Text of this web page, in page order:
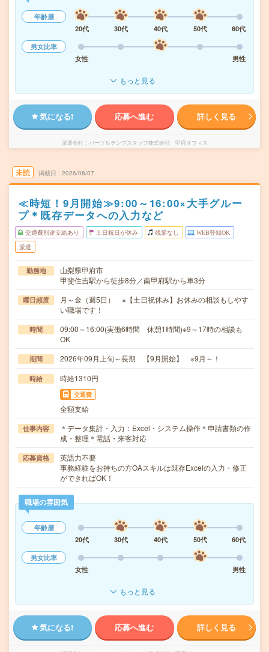
年齢層
20代
30代 40代 50代
60代
男女比率
女性
男性
もっと見る
気になる! 応募へ進む 詳しく見る
派遣会社 パーソルテンプスタッフ株式会社 甲府オフィス
未読 掲載日 2026/08/07
≪時短！9月開始≫9:00～16:00×大手グルー
プ＊既存データへの入力など
交通費別途支給あり 土日祝日が休み 残業なし WEB登録OK
派遣
勤務地
山梨県甲府市
甲斐住吉駅から徒歩8分／南甲府駅から車3分
曜日頻度
月～金（週5日） ※【土日祝休み】お休みの相談もしやす
い職場です！
時間
09:00～16:00(実働6時間 休憩1時間)※9～17時の相談も
OK
期間 2026年09月上旬～長期 【9月開始】 ※9月～！
時給 時給1310円
交通費
全額支給
仕事内容
＊データ集計・入力：Excel・システム操作＊申請書類の作
成・整理＊電話・来客対応
応募資格
英語力不要
事務経験をお持ちの方OAスキルは既存Excelの入力・修正
ができればOK！
職場の雰囲気
年齢層
20代
30代 40代 50代
60代
男女比率
女性
男性
もっと見る
気になる! 応募へ進む 詳しく見る